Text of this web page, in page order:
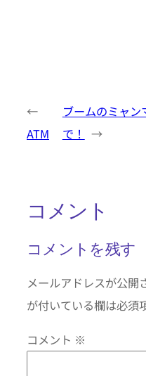
←
ATM
ブームのミャ
で！
→
コメント
コメントを残す
メールアドレスが公開
が付いている欄は必須
コメント ※